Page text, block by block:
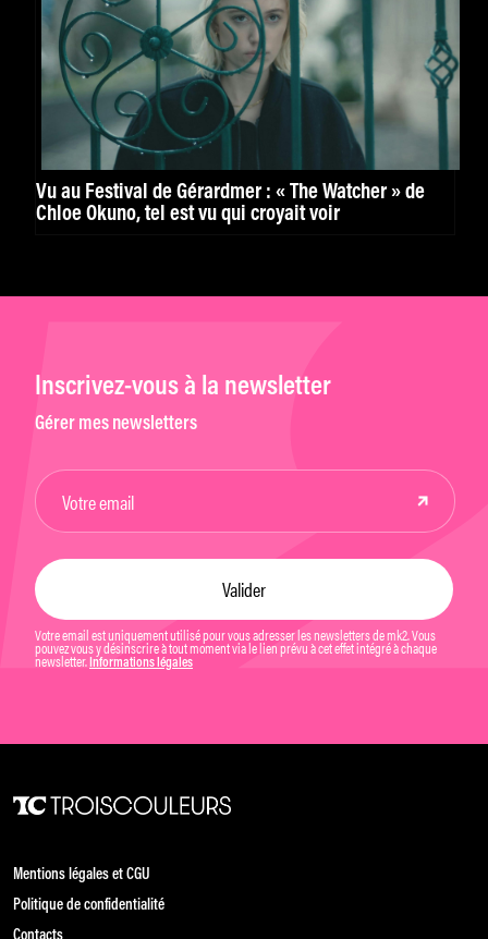
Vu au Festival de Gérardmer : « The Watcher » de
Chloe Okuno, tel est vu qui croyait voir
Inscrivez-vous à la newsletter
Gérer mes newsletters
Votre email est uniquement utilisé pour vous adresser les newsletters de mk2. Vous
pouvez vous y désinscrire à tout moment via le lien prévu à cet effet intégré à chaque
newsletter. Informations légales
Mentions légales et CGU
Politique de confidentialité